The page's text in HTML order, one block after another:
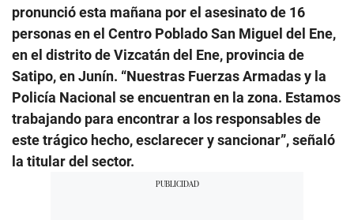
pronunció esta mañana por el asesinato de 16
personas en el Centro Poblado San Miguel del Ene,
en el distrito de Vizcatán del Ene, provincia de
Satipo, en Junín. “Nuestras Fuerzas Armadas y la
Policía Nacional se encuentran en la zona. Estamos
trabajando para encontrar a los responsables de
este trágico hecho, esclarecer y sancionar”, señaló
la titular del sector.